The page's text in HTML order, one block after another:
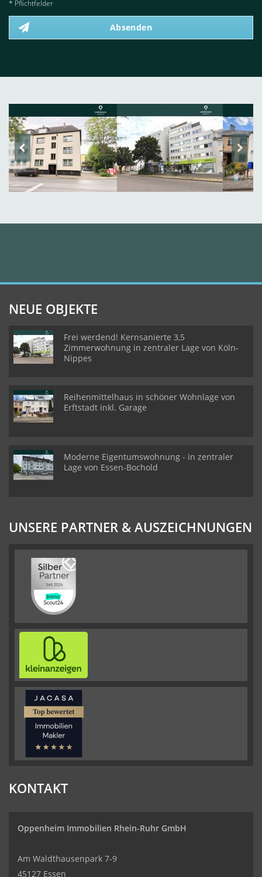
* Pflichtfelder
Absenden
NEUE OBJEKTE
Frei werdend! Kernsanierte 3,5
Zimmerwohnung in zentraler Lage von Köln-
Nippes
Reihenmittelhaus in schöner Wohnlage von
Erftstadt inkl. Garage
Moderne Eigentumswohnung - in zentraler
Lage von Essen-Bochold
UNSERE PARTNER & AUSZEICHNUNGEN
KONTAKT
Oppenheim Immobilien Rhein-Ruhr GmbH
Am Waldthausenpark 7-9
45127 Essen